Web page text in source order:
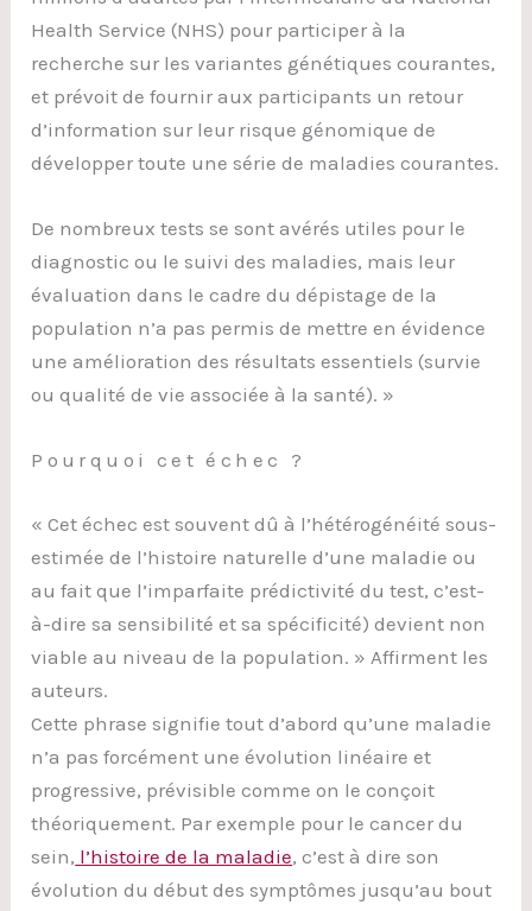
Health Service (NHS) pour participer à la
recherche sur les variantes génétiques courantes,
et prévoit de fournir aux participants un retour
d’information sur leur risque génomique de
développer toute une série de maladies courantes.
De nombreux tests se sont avérés utiles pour le
diagnostic ou le suivi des maladies, mais leur
évaluation dans le cadre du dépistage de la
population n’a pas permis de mettre en évidence
une amélioration des résultats essentiels (survie
ou qualité de vie associée à la santé). »
Pourquoi cet échec ?
« Cet échec est souvent dû à l’hétérogénéité sous-
estimée de l’histoire naturelle d’une maladie ou
au fait que l’imparfaite prédictivité du test, c’est-
à-dire sa sensibilité et sa spécificité) devient non
viable au niveau de la population. » Affirment les
auteurs.
Cette phrase signifie tout d’abord qu’une maladie
n’a pas forcément une évolution linéaire et
progressive, prévisible comme on le conçoit
théoriquement. Par exemple pour le cancer du
sein, l’histoire de la maladie, c’est à dire son
évolution du début des symptômes jusqu’au bout